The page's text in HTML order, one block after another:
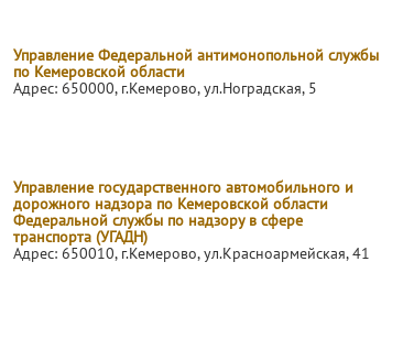
Управление Федеральной антимонопольной службы
по Кемеровской области
Адрес: 650000, г.Кемерово, ул.Ноградская, 5
Управление государственного автомобильного и
дорожного надзора по Кемеровской области
Федеральной службы по надзору в сфере
транспорта (УГАДН)
Адрес: 650010, г.Кемерово, ул.Красноармейская, 41